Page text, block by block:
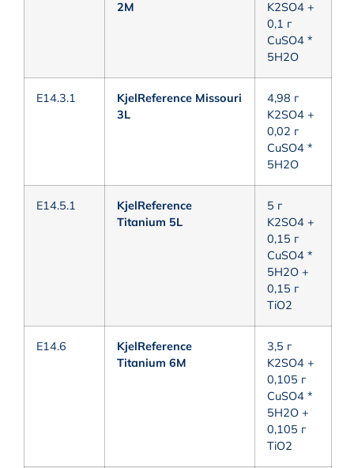
2M
K2SO4 +
0,1 г
CuSO4 *
5H2O
E14.3.1
KjelReference Missouri
3L
4,98 г
K2SO4 +
0,02 г
CuSO4 *
5H2O
E14.5.1
KjelReference
Titanium 5L
5 г
K2SO4 +
0,15 г
CuSO4 *
5H2O +
0,15 г
TiO2
E14.6
KjelReference
Titanium 6M
3,5 г
K2SO4 +
0,105 г
CuSO4 *
5H2O +
0,105 г
TiO2